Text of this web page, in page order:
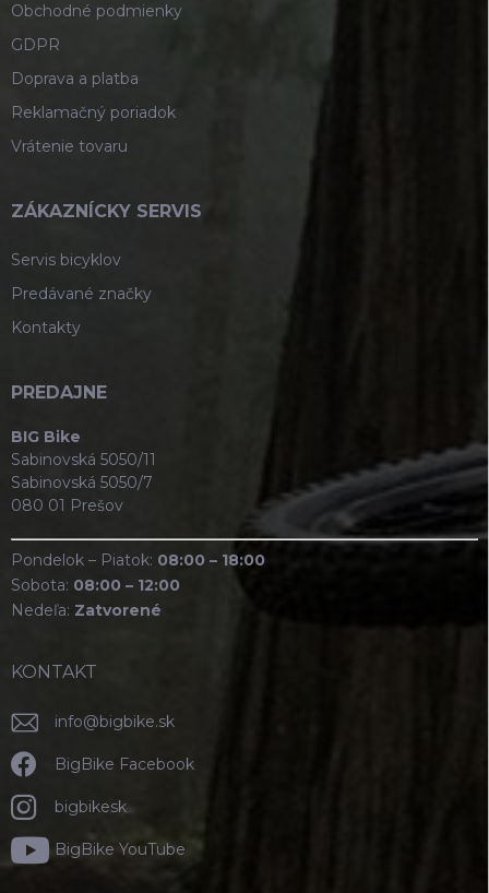
Obchodné podmienky
GDPR
Doprava a platba
Reklamačný poriadok
Vrátenie tovaru
ZÁKAZNÍCKY SERVIS
Servis bicyklov
Predávané značky
Kontakty
PREDAJNE
BIG Bike
Sabinovská 5050/11
Sabinovská 5050/7
080 01 Prešov
Pondelok – Piatok: 08:00 – 18:00
Sobota: 08:00 – 12:00
Nedeľa: Zatvorené
KONTAKT
info@bigbike.sk
BigBike Facebook
bigbikesk
BigBike YouTube